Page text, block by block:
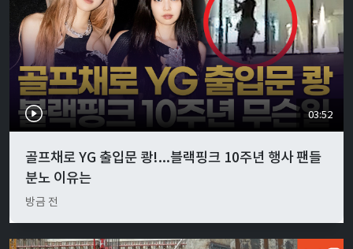
03:52
골프채로 YG 출입문 쾅!...블랙핑크 10주년 행사 팬들
분노 이유는
방금 전